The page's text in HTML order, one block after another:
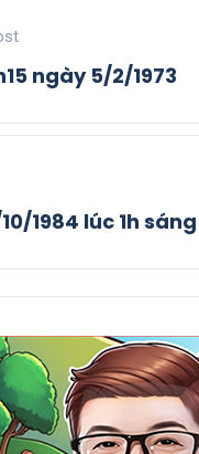
ngày 5/2/1973
1984 lúc 1h sáng